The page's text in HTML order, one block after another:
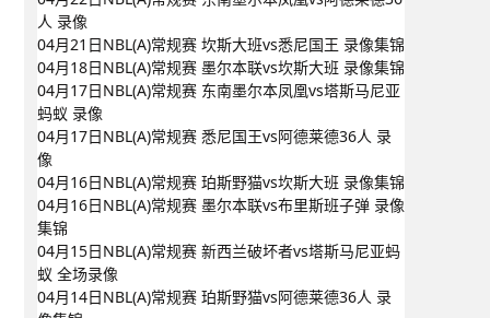
人 录像
04月21日NBL(A)常规赛 坎斯大班vs悉尼国王 录像集锦
04月18日NBL(A)常规赛 墨尔本联vs坎斯大班 录像集锦
04月17日NBL(A)常规赛 东南墨尔本凤凰vs塔斯马尼亚
蚂蚁 录像
04月17日NBL(A)常规赛 悉尼国王vs阿德莱德36人 录
像
04月16日NBL(A)常规赛 珀斯野猫vs坎斯大班 录像集锦
04月16日NBL(A)常规赛 墨尔本联vs布里斯班子弹 录像
集锦
04月15日NBL(A)常规赛 新西兰破坏者vs塔斯马尼亚蚂
蚁 全场录像
04月14日NBL(A)常规赛 珀斯野猫vs阿德莱德36人 录